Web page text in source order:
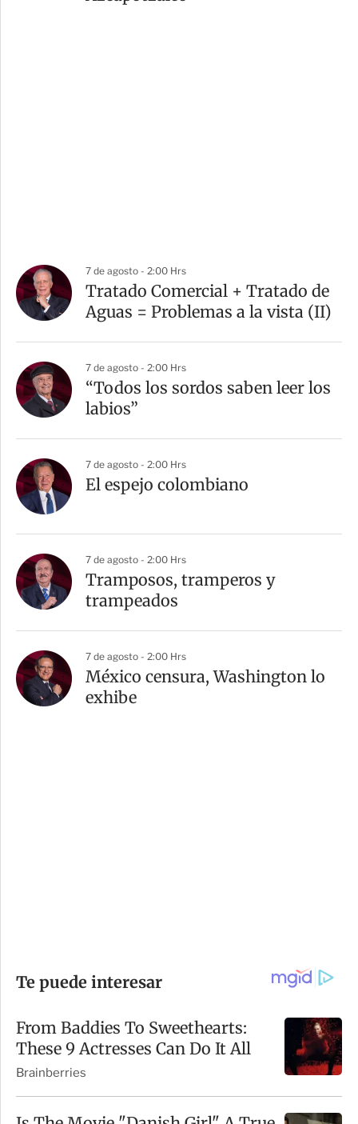
7 de agosto - 2:00 Hrs
Tratado Comercial + Tratado de
Aguas = Problemas a la vista (II)
7 de agosto - 2:00 Hrs
“Todos los sordos saben leer los
labios”
7 de agosto - 2:00 Hrs
El espejo colombiano
7 de agosto - 2:00 Hrs
Tramposos, tramperos y
trampeados
7 de agosto - 2:00 Hrs
México censura, Washington lo
exhibe